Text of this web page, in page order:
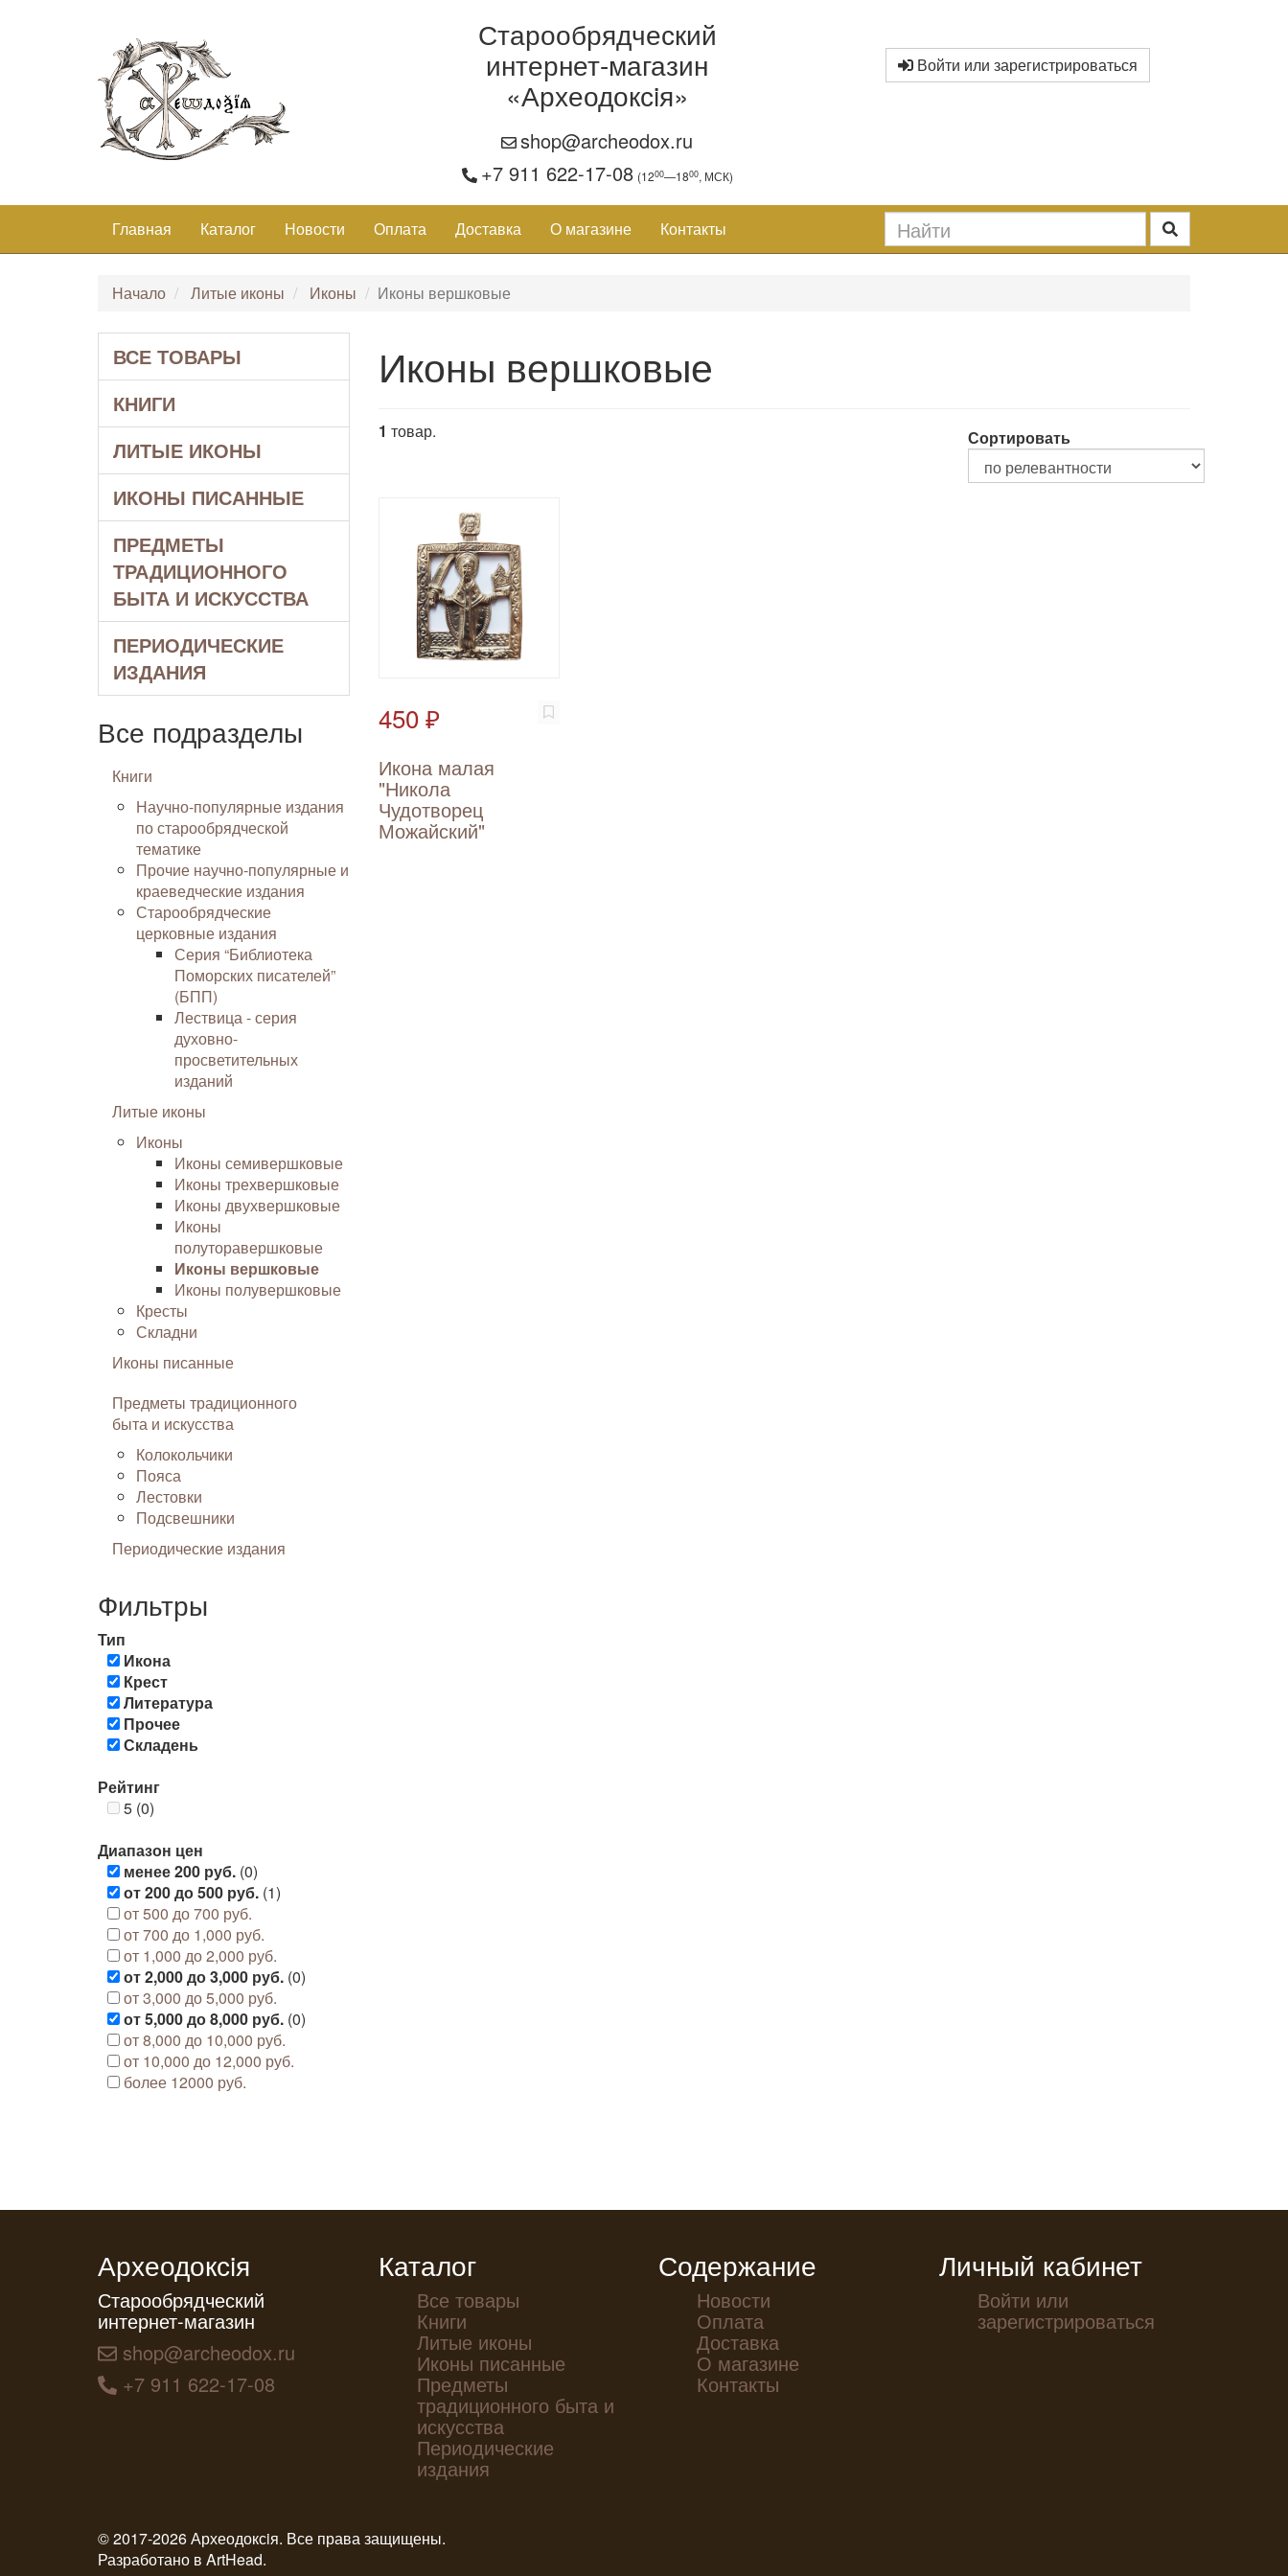
Старообрядческий
интернет-магазин
«Археодоксiя»
shop@archeodox.ru
+7 911 622-17-08 (1200—1800, МСК)
Войти или зарегистрироваться
Главная Каталог Новости Оплата Доставка О магазине Контакты
Начало Литые иконы Иконы Иконы вершковые
ВСЕ ТОВАРЫ
КНИГИ
ЛИТЫЕ ИКОНЫ
ИКОНЫ ПИСАННЫЕ
ПРЕДМЕТЫ
ТРАДИЦИОННОГО
БЫТА И ИСКУССТВА
ПЕРИОДИЧЕСКИЕ
ИЗДАНИЯ
Все подразделы
Книги
Научно-популярные издания
по старообрядческой
тематике
Прочие научно-популярные и
краеведческие издания
Старообрядческие
церковные издания
Серия “Библиотека
Поморских писателей”
(БПП)
Лествица - серия
духовно-
просветительных
изданий
Литые иконы
Иконы
Иконы семивершковые
Иконы трехвершковые
Иконы двухвершковые
Иконы
полуторавершковые
Иконы вершковые
Иконы полувершковые
Кресты
Складни
Иконы писанные
Предметы традиционного
быта и искусства
Колокольчики
Пояса
Лестовки
Подсвешники
Периодические издания
Фильтры
Тип
Икона
Крест
Литература
Прочее
Складень
Рейтинг
5 (0)
Диапазон цен
менее 200 руб. (0)
от 200 до 500 руб. (1)
от 500 до 700 руб.
от 700 до 1,000 руб.
от 1,000 до 2,000 руб.
от 2,000 до 3,000 руб. (0)
от 3,000 до 5,000 руб.
от 5,000 до 8,000 руб. (0)
от 8,000 до 10,000 руб.
от 10,000 до 12,000 руб.
более 12000 руб.
Иконы вершковые
1 товар. Сортировать
450 ₽
Икона малая
"Никола
Чудотворец
Можайский"
Археодоксiя
Старообрядческий
интернет-магазин
shop@archeodox.ru
+7 911 622-17-08
Каталог
Все товары
Книги
Литые иконы
Иконы писанные
Предметы
традиционного быта и
искусства
Периодические
издания
Содержание
Новости
Оплата
Доставка
О магазине
Контакты
Личный кабинет
Войти или
зарегистрироваться
© 2017-2026 Археодоксiя. Все права защищены.
Разработано в ArtHead.